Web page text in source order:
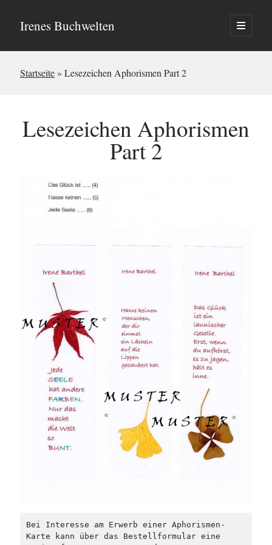
Irenes Buchwelten
open
primary
Sidebar
Suchen
Neueste Beiträge
Irenes Buchwelten!
Neueste Kommentare
Es sind keine Kommentare vorhanden.
Startseite »Lesezeichen Aphorismen Part 2
Lesezeichen Aphorismen
Part 2
Bei Interesse am Erwerb einer Aphorismen-